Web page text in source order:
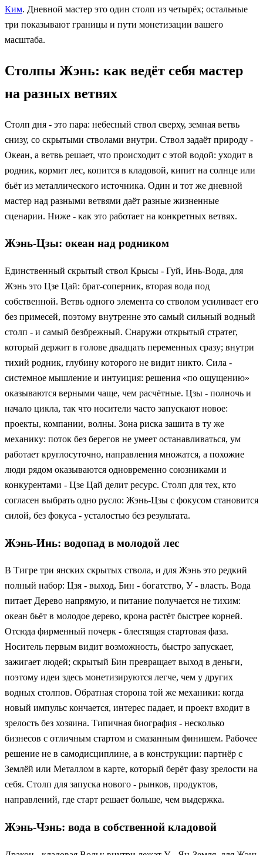
Ким. Дневной мастер это один столп из четырёх; остальные
три показывают границы и пути монетизации вашего
масштаба.
Столпы Жэнь: как ведёт себя мастер
на разных ветвях
Столп дня - это пара: небесный ствол сверху, земная ветвь
снизу, со скрытыми стволами внутри. Ствол задаёт природу -
Океан, а ветвь решает, что происходит с этой водой: уходит в
родник, кормит лес, копится в кладовой, кипит на солнце или
бьёт из металлического источника. Один и тот же дневной
мастер над разными ветвями даёт разные жизненные
сценарии. Ниже - как это работает на конкретных ветвях.
Жэнь-Цзы: океан над родником
Единственный скрытый ствол Крысы - Гуй, Инь-Вода, для
Жэнь это Цзе Цай: брат-соперник, вторая вода под
собственной. Ветвь одного элемента со стволом усиливает его
без примесей, поэтому внутренне это самый сильный водный
столп - и самый безбрежный. Снаружи открытый стратег,
который держит в голове двадцать переменных сразу; внутри
тихий родник, глубину которого не видит никто. Сила -
системное мышление и интуиция: решения «по ощущению»
оказываются верными чаще, чем расчётные. Цзы - полночь и
начало цикла, так что носители часто запускают новое:
проекты, компании, волны. Зона риска зашита в ту же
механику: поток без берегов не умеет останавливаться, ум
работает круглосуточно, направления множатся, а похожие
люди рядом оказываются одновременно союзниками и
конкурентами - Цзе Цай делит ресурс. Столп для тех, кто
согласен выбрать одно русло: Жэнь-Цзы с фокусом становится
силой, без фокуса - усталостью без результата.
Жэнь-Инь: водопад в молодой лес
В Тигре три янских скрытых ствола, и для Жэнь это редкий
полный набор: Цзя - выход, Бин - богатство, У - власть. Вода
питает Дерево напрямую, и питание получается не тихим:
океан бьёт в молодое дерево, крона растёт быстрее корней.
Отсюда фирменный почерк - блестящая стартовая фаза.
Носитель первым видит возможность, быстро запускает,
зажигает людей; скрытый Бин превращает выход в деньги,
поэтому идеи здесь монетизируются легче, чем у других
водных столпов. Обратная сторона той же механики: когда
новый импульс кончается, интерес падает, и проект входит в
зрелость без хозяина. Типичная биография - несколько
бизнесов с отличным стартом и смазанным финишем. Рабочее
решение не в самодисциплине, а в конструкции: партнёр с
Землёй или Металлом в карте, который берёт фазу зрелости на
себя. Столп для запуска нового - рынков, продуктов,
направлений, где старт решает больше, чем выдержка.
Жэнь-Чэнь: вода в собственной кладовой